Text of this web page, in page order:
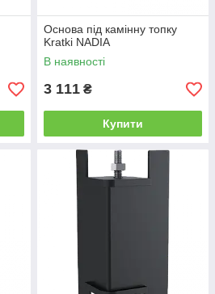
Основа під камінну топку
Kratki NADIA
В наявності
3 111 ₴
Купити